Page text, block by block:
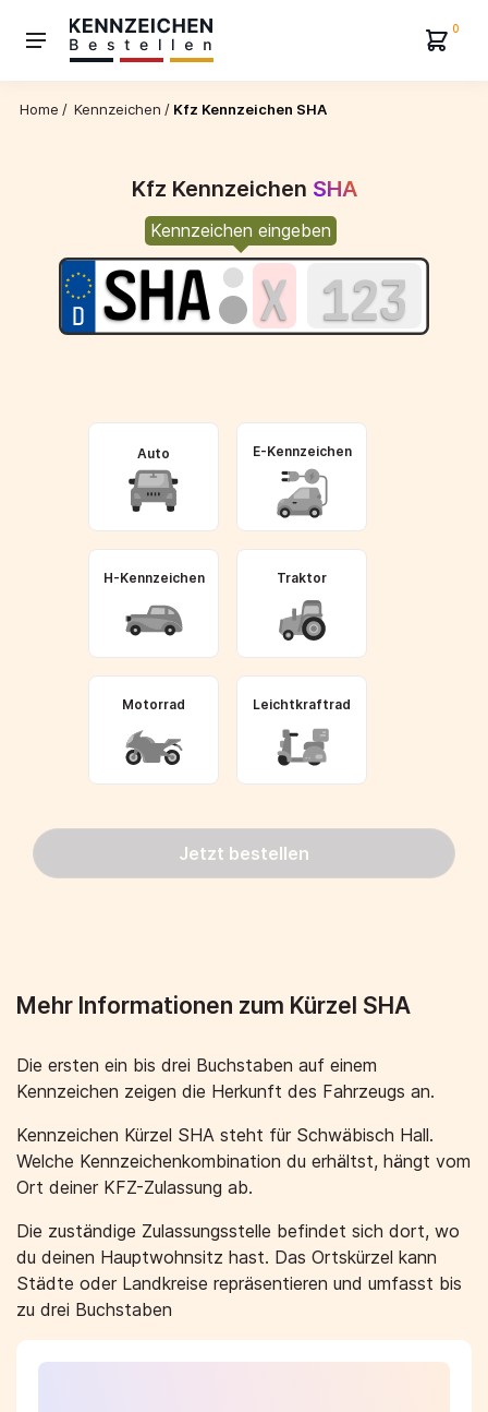
0
Home / Kennzeichen / Kfz Kennzeichen SHA
Kfz Kennzeichen SHA
Kennzeichen eingeben
Auto E-Kennzeichen
H-Kennzeichen Traktor
Motorrad Leichtkraftrad
Jetzt bestellen
Mehr Informationen zum Kürzel SHA
Die ersten ein bis drei Buchstaben auf einem
Kennzeichen zeigen die Herkunft des Fahrzeugs an.
Kennzeichen Kürzel SHA steht für Schwäbisch Hall.
Welche Kennzeichenkombination du erhältst, hängt vom
Ort deiner KFZ-Zulassung ab.
Die zuständige Zulassungsstelle befindet sich dort, wo
du deinen Hauptwohnsitz hast. Das Ortskürzel kann
Städte oder Landkreise repräsentieren und umfasst bis
zu drei Buchstaben